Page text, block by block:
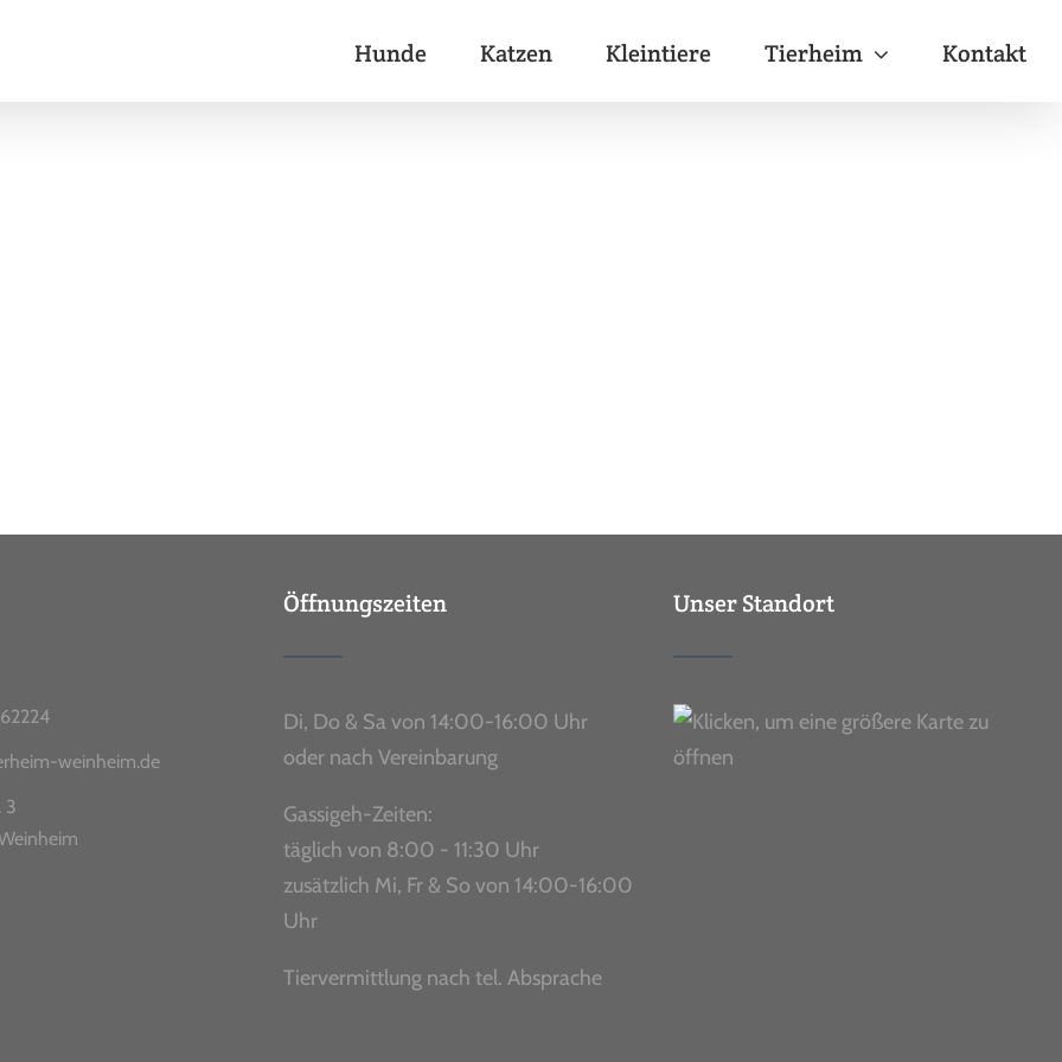
Hunde Katzen Kleintiere Tierheim Kontakt
weinheim.de
3
Öffnungszeiten
Di, Do & Sa von 14:00-16:00 Uhr
oder nach Vereinbarung
Gassigeh-Zeiten:
täglich von 8:00 - 11:30 Uhr
zusätzlich Mi, Fr & So von 14:00-16:00
Uhr
Tiervermittlung nach tel. Absprache
Unser Standort